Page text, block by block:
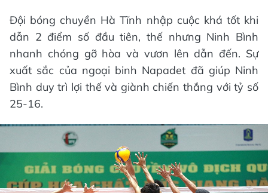
Đội bóng chuyền Hà Tĩnh nhập cuộc khá tốt khi
dẫn 2 điểm số đầu tiên, thế nhưng Ninh Bình
nhanh chóng gỡ hòa và vươn lên dẫn đến. Sự
xuất sắc của ngoại binh Napadet đã giúp Ninh
Bình duy trì lợi thế và giành chiến thắng với tỷ số
25-16.